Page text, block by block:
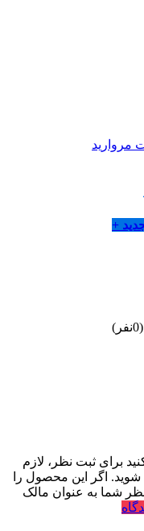
مروارید
+
(0نفر)
برای ثبت نظر، لازم
اگر این محصول را
نظر شما به عنوان مالک